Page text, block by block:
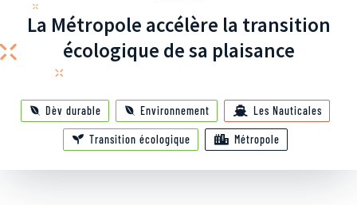
La Métropole accélère la transition
écologique de sa plaisance
Dèv durable Environnement Les Nauticales
Transition écologique Métropole